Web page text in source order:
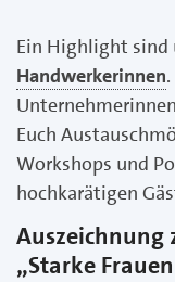
Ein Highlight sind
Handwerkerinnen
Euch
Workshops und
hochkarätigen
Auszeichnung
„Starke